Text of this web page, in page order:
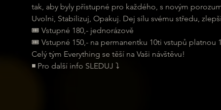
tak, aby byly přístupné pro každého, s novým
Uvolni, Stabilizuj, Opakuj. Dej sílu svému středu,
🎟 Vstupné 180,- jednorázově
🎟 Vstupné 150,- na permanentku 10ti vstupů platnou
Celý tým Everything se těší na Vaši návštěvu!
◾ Pro další info SLEDUJ ⤵